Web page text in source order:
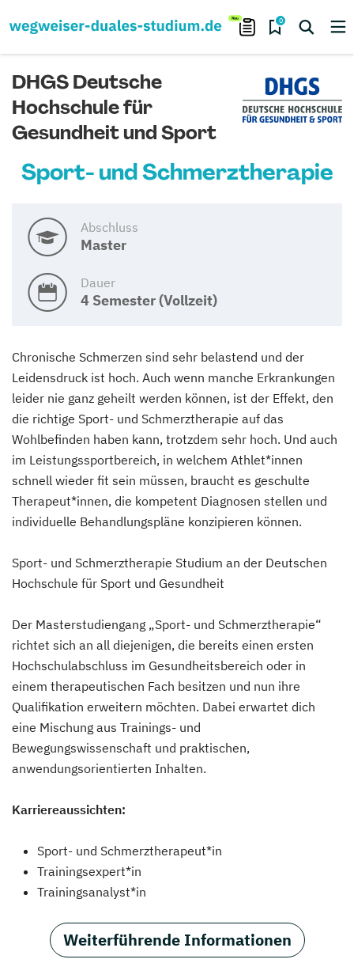
0
DHGS Deutsche
Hochschule für
Gesundheit und Sport
Sport- und Schmerztherapie
Abschluss
Master
Dauer
4 Semester (Vollzeit)
Chronische Schmerzen sind sehr belastend und der
Leidensdruck ist hoch. Auch wenn manche Erkrankungen
leider nie ganz geheilt werden können, ist der Effekt, den
die richtige Sport- und Schmerztherapie auf das
Wohlbefinden haben kann, trotzdem sehr hoch. Und auch
im Leistungssportbereich, in welchem Athlet*innen
schnell wieder fit sein müssen, braucht es geschulte
Therapeut*innen, die kompetent Diagnosen stellen und
individuelle Behandlungspläne konzipieren können.
Sport- und Schmerztherapie Studium an der Deutschen
Hochschule für Sport und Gesundheit
Der Masterstudiengang „Sport- und Schmerztherapie“
richtet sich an all diejenigen, die bereits einen ersten
Hochschulabschluss im Gesundheitsbereich oder in
einem therapeutischen Fach besitzen und nun ihre
Qualifikation erweitern möchten. Dabei erwartet dich
eine Mischung aus Trainings- und
Bewegungswissenschaft und praktischen,
anwendungsorientierten Inhalten.
Karriereaussichten:
Sport- und Schmerztherapeut*in
Trainingsexpert*in
Trainingsanalyst*in
Weiterführende Informationen